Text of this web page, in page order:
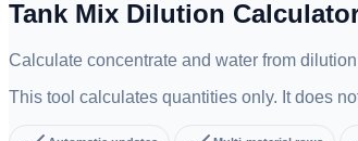
Tank Mix Dilution
Calculate concentrate and water from
This tool calculates quantities only. It does